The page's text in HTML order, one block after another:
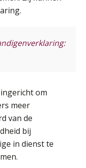
om
meer
van de
bij
in dienst te
Summercourse Impact en invloed van AI op de salarisverwerking (verdieping)
PE)